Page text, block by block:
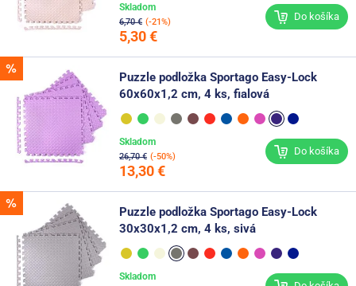
6,70 € (-21%)
5,30 €
Skladom
Do košíka
Puzzle podložka Sportago Easy-Lock
60x60x1,2 cm, 4 ks, fialová
26,70 € (-50%)
13,30 €
Skladom
Do košíka
Puzzle podložka Sportago Easy-Lock
30x30x1,2 cm, 4 ks, sivá
Skladom